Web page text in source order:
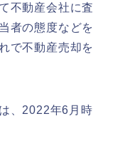
不動産会社に査
者の態度などを
で不動産売却を
、2022年6月時